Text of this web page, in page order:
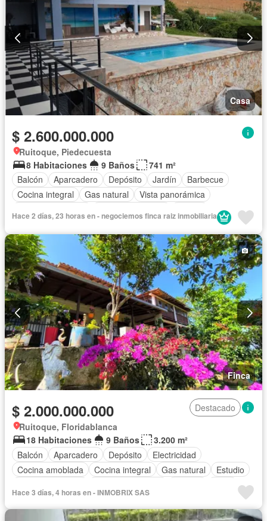
Casa
$ 2.600.000.000
Ruitoque, Piedecuesta
8 Habitaciones
9 Baños
741 m²
Balcón
Aparcadero Depósito Jardín
Barbecue
Cocina integral
Gas natural
Vista panorámica
Hace 2 días, 23 horas en - negociemos finca raiz inmobiliaria
Finca
$ 2.000.000.000
Destacado
Ruitoque, Floridablanca
18 Habitaciones
9 Baños
3.200 m²
Balcón
Aparcadero Depósito
Electricidad
Cocina amoblada
Cocina integral Gas natural
Estudio
Tanque de agua
Patio
Acceso para personas con discapacidad
Jardín
Hace 3 días, 4 horas en - INMOBRIX SAS